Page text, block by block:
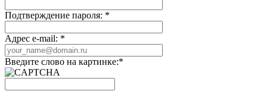
Подтверждение пароля: *
Адрес e-mail: *
Введите слово на картинке:*